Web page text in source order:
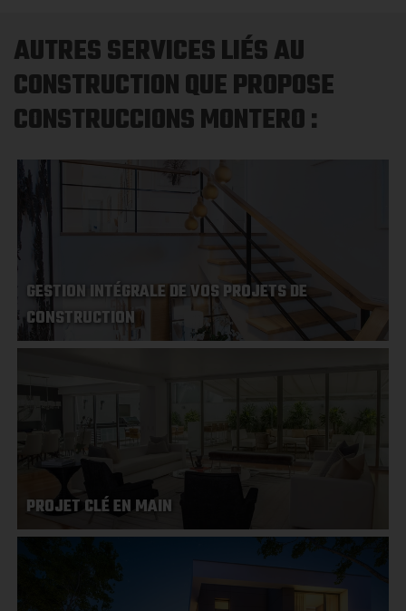
AUTRES SERVICES LIÉS AU
CONSTRUCTION QUE PROPOSE
CONSTRUCCIONS MONTERO :
GESTION INTÉGRALE DE VOS PROJETS DE
CONSTRUCTION
PROJET CLÉ EN MAIN